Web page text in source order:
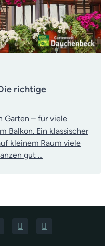
richtige
Garten – für viele
Balkon. Ein klassischer
kleinem Raum viele
gut …